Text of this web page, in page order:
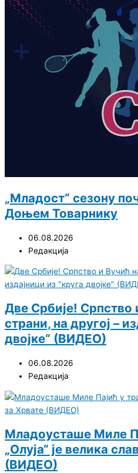
„Младост“ сезону
Доњем Товарнику
06.08.2026
Редакција
Две Србије! Српство
страни, на другој –
двојке“ (ВИДЕО)
06.08.2026
Редакција
Младоусташе Миле
„Олуја“ је велика
(ВИДЕО)